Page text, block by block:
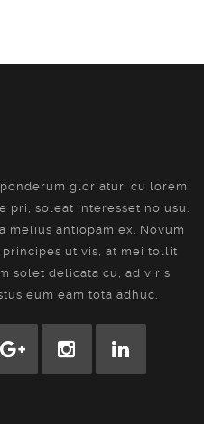
gloriatur, cu lorem
pri, soleat interesset no usu.
melius antiopam ex. Novum
principes ut vis, at mei tollit
solet delicata cu, ad viris
eum eam tota adhuc.